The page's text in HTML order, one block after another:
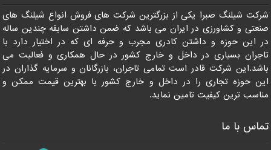
شرکت شیلنگ صبرا یکی از بزرگترین شرکت های فروش انواع شیلنگ های
صنعتی و کشاورزی در ایران می باشد که ضمن داشتن سابقه چندین ساله
در این حوزه و داشتن کادری مجرب و حرفه ای که در اختیار دارد با
تاجران بسیاری در داخل و خارج کشور در حال همکاری و فعالیت می
باشد.این شرکت قادر است تمامی تاجران، بازرگانان و سرمایه گذاران در
این حوزه تجاری را در داخل و خارج کشور با بهترین قیمت ممکن و
مناسب ترین کیفیت تامین نماید.
تماس با ما